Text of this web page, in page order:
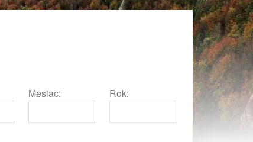
Mesiac: Rok: